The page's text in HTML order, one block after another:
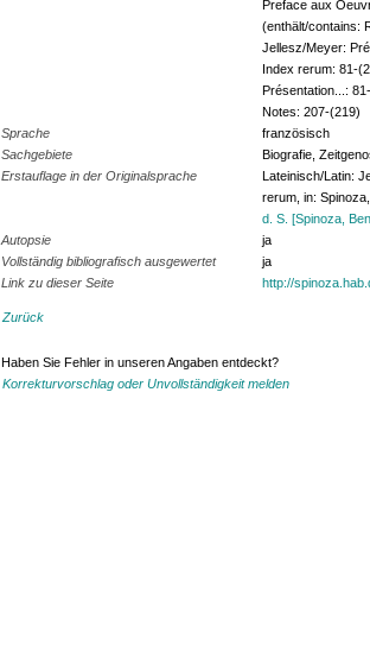
Preface aux
(enthält/contains:
Jellesz/Meyer:
Index rerum: 81-
Présentation...:
Notes: 207-(219)
Sprache
französisch
Sachgebiete
Biografie,
Erstauflage in der Originalsprache
Lateinisch/Latin:
rerum, in:
d. S. [Spinoza,
Autopsie
ja
Vollständig bibliografisch ausgewertet
ja
Link zu dieser Seite
http://
Zurück
Haben Sie Fehler in unseren Angaben entdeckt?
Korrekturvorschlag oder Unvollständigkeit melden